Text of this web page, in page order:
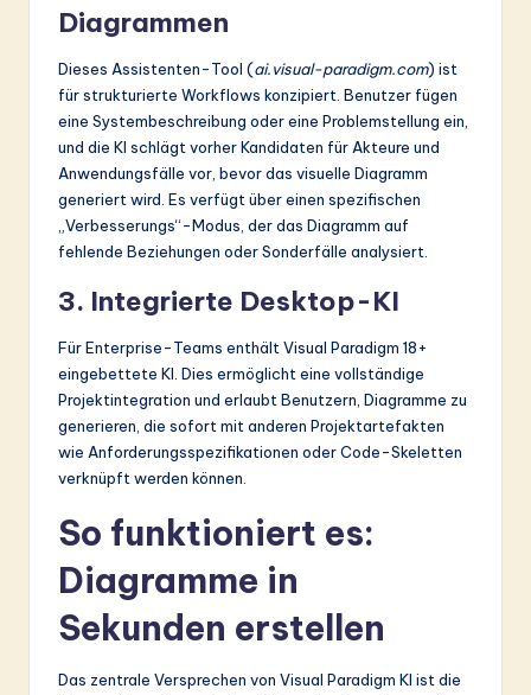
Diagrammen
Dieses Assistenten-Tool (ai.visual-paradigm.com) ist
für strukturierte Workflows konzipiert. Benutzer fügen
eine Systembeschreibung oder eine Problemstellung ein,
und die KI schlägt vorher Kandidaten für Akteure und
Anwendungsfälle vor, bevor das visuelle Diagramm
generiert wird. Es verfügt über einen spezifischen
„Verbesserungs“-Modus, der das Diagramm auf
fehlende Beziehungen oder Sonderfälle analysiert.
3. Integrierte Desktop-KI
Für Enterprise-Teams enthält Visual Paradigm 18+
eingebettete KI. Dies ermöglicht eine vollständige
Projektintegration und erlaubt Benutzern, Diagramme zu
generieren, die sofort mit anderen Projektartefakten
wie Anforderungsspezifikationen oder Code-Skeletten
verknüpft werden können.
So funktioniert es:
Diagramme in
Sekunden erstellen
Das zentrale Versprechen von Visual Paradigm KI ist die